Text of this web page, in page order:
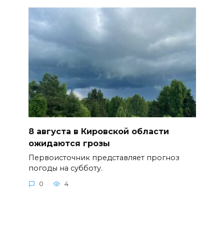
8 августа в Кировской области
ожидаются грозы
Первоисточник представляет прогноз
погоды на субботу.
0 4